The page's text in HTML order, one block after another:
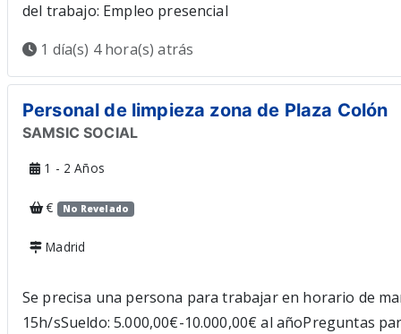
del trabajo: Empleo presencial
1 día(s) 4 hora(s) atrás
Personal de limpieza zona de Plaza Colón
SAMSIC SOCIAL
1 - 2 Años
€ No Revelado
Madrid
Se precisa una persona para trabajar en horario de
15h/sSueldo: 5.000,00€-10.000,00€ al añoPreguntas